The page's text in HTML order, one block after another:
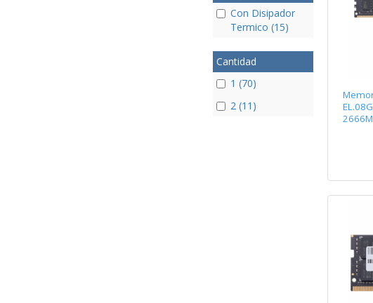
Con Disipador
Termico (15)
Cantidad
1 (70)
2 (11)